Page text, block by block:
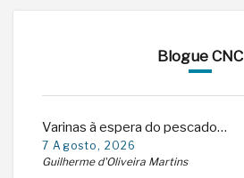
Blogue CNC
Varinas à espera do pescado…
7 Agosto, 2026
Guilherme d'Oliveira Martins